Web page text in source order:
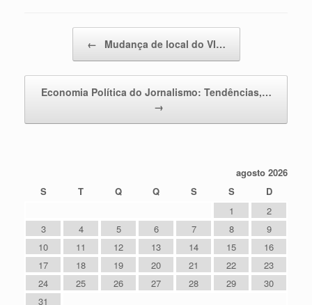
← Mudança de local do VI…
Economia Política do Jornalismo: Tendências,…
→
agosto 2026
S
T Q Q S S
D
1
2
3
4 5 6 7 8
9
10
11 12 13 14 15
16
17
18 19 20 21 22
23
24
25 26 27 28 29
30
31